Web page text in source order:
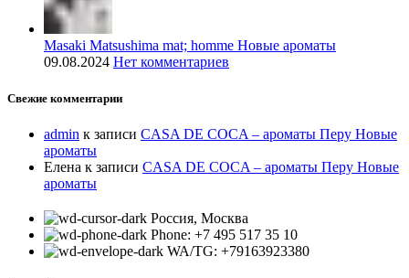
Masaki Matsushima mat; homme Новые ароматы
09.08.2024 Нет комментариев
Свежие комментарии
admin к записи CASA DE COCA – ароматы Перу Новые
ароматы
Елена к записи CASA DE COCA – ароматы Перу Новые
ароматы
Россия, Москва
Phone: +7 495 517 35 10
WA/TG: +79163923380